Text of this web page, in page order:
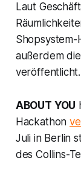
Laut
außerdem die
veröffentlicht.
ABOUT YOU
Hackathon
Juli in Berlin
des Collins-